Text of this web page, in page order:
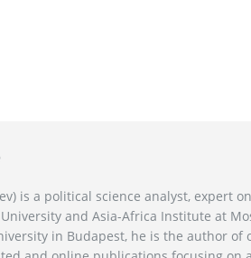
is a political science analyst, expert
and Asia-Africa Institute at
in Budapest, he is the author of